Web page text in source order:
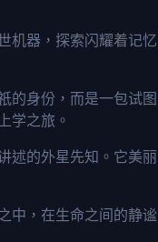
机器，探索闪耀着记
身份，而是一包试
学之旅。
述的外星先知。它美
中，在生命之间的静谧